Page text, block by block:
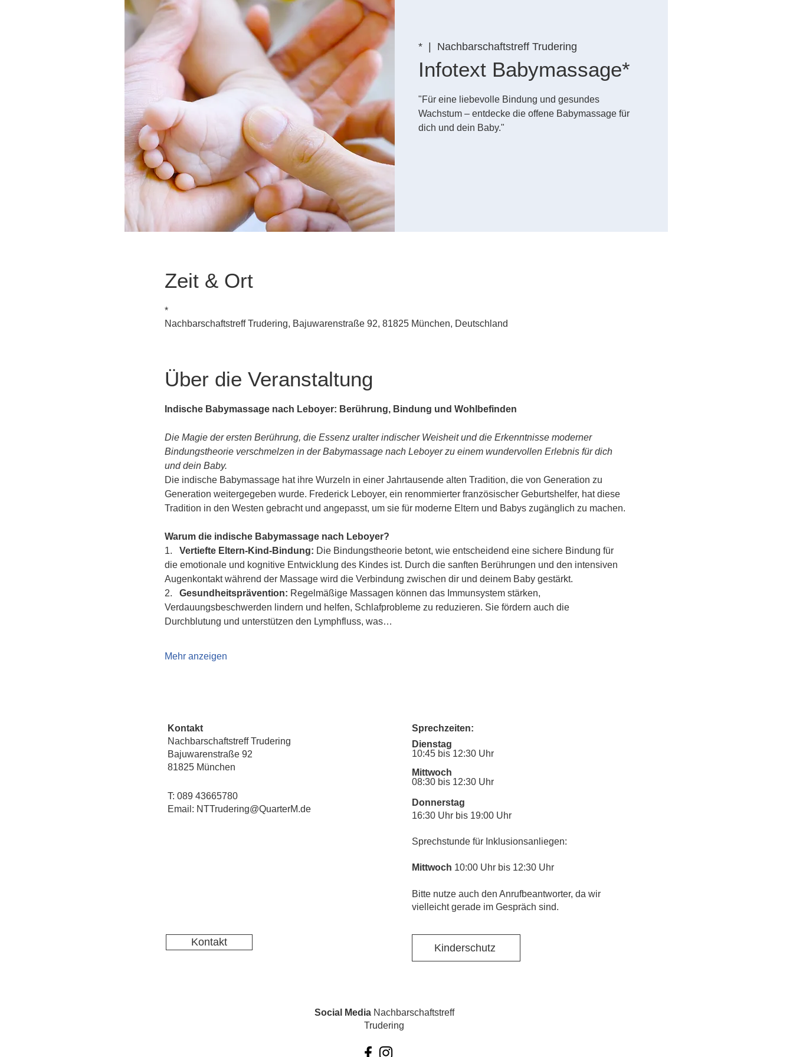
*
  |
Nachbarschaftstreff Trudering
Infotext Babymassage*
"Für eine liebevolle Bindung und gesundes
Wachstum – entdecke die offene Babymassage für
dich und dein Baby."
Zeit & Ort
*
Nachbarschaftstreff Trudering, Bajuwarenstraße 92, 81825 München, Deutschland
Über die Veranstaltung
Indische Babymassage nach Leboyer: Berührung, Bindung und Wohlbefinden
Die Magie der ersten Berührung, die Essenz uralter indischer Weisheit und die Erkenntnisse moderner
Bindungstheorie verschmelzen in der Babymassage nach Leboyer zu einem wundervollen Erlebnis für dich
und dein Baby.
Die indische Babymassage hat ihre Wurzeln in einer Jahrtausende alten Tradition, die von Generation zu
Generation weitergegeben wurde. Frederick Leboyer, ein renommierter französischer Geburtshelfer, hat diese
Tradition in den Westen gebracht und angepasst, um sie für moderne Eltern und Babys zugänglich zu machen.
Warum die indische Babymassage nach Leboyer?
1. Vertiefte Eltern-Kind-Bindung: Die Bindungstheorie betont, wie entscheidend eine sichere Bindung für
die emotionale und kognitive Entwicklung des Kindes ist. Durch die sanften Berührungen und den intensiven
Augenkontakt während der Massage wird die Verbindung zwischen dir und deinem Baby gestärkt.
2. Gesundheitsprävention: Regelmäßige Massagen können das Immunsystem stärken,
Verdauungsbeschwerden lindern und helfen, Schlafprobleme zu reduzieren. Sie fördern auch die
Durchblutung und unterstützen den Lymphfluss, was…
Mehr anzeigen
Kontakt
Nachbarschaftstreff Trudering
Bajuwarenstraße 92
81825 München
T: 089 43665780
Email: NTTrudering@QuarterM.de
Kontakt
Sprechzeiten:
Dienstag
10:45 bis 12:30 Uhr
Mittwoch
08:30 bis 12:30 Uhr
Donnerstag
16:30 Uhr bis 19:00 Uhr
Sprechstunde für Inklusionsanliegen:
Mittwoch 10:00 Uhr bis 12:30 Uhr
​Bitte nutze auch den Anrufbeantworter, da wir
vielleicht gerade im Gespräch sind.
Kinderschutz
Social MediaNachbarschaftstreff
Trudering